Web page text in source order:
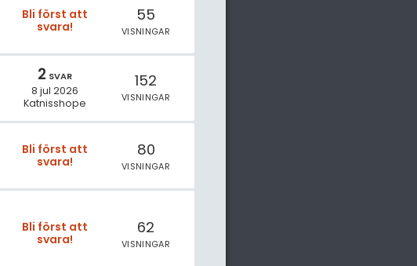
Bli först att
svara!
55
VISNINGAR
2 SVAR
8 jul 2026
Katnisshope
152
VISNINGAR
Bli först att
svara!
80
VISNINGAR
Bli först att
svara!
62
VISNINGAR